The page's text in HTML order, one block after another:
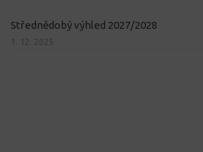
Střednědobý výhled 2027/2028
1. 12. 2025